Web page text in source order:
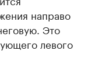
направо
Это
левого